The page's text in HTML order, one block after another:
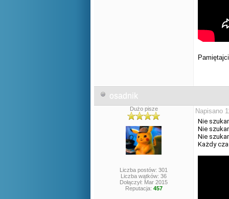
osadnik
Dużo pisze
Liczba postów: 301
Liczba wątków: 36
Dołączył: Mar 2015
Reputacja: 457
Napisano
Nie
Nie
Nie
Każdy